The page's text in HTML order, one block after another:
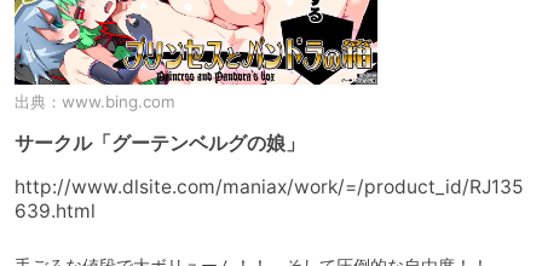
出典： www.bing.com
サークル「グーテンベルグの娘」
http://www.dlsite.com/maniax/work/=/product_id/RJ135
639.html